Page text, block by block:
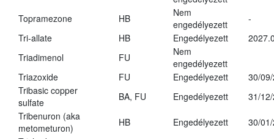
Topramezone HB
Nem
engedélyezett
-
Tri-allate
HB Engedélyezett
Triadimenol
FU
Nem
engedélyezett
Triazoxide
FU Engedélyezett
30/
Tribasic copper
sulfate
BA, FU Engedélyezett
31/
Tribenuron (aka
metometuron)
HB Engedélyezett
30/